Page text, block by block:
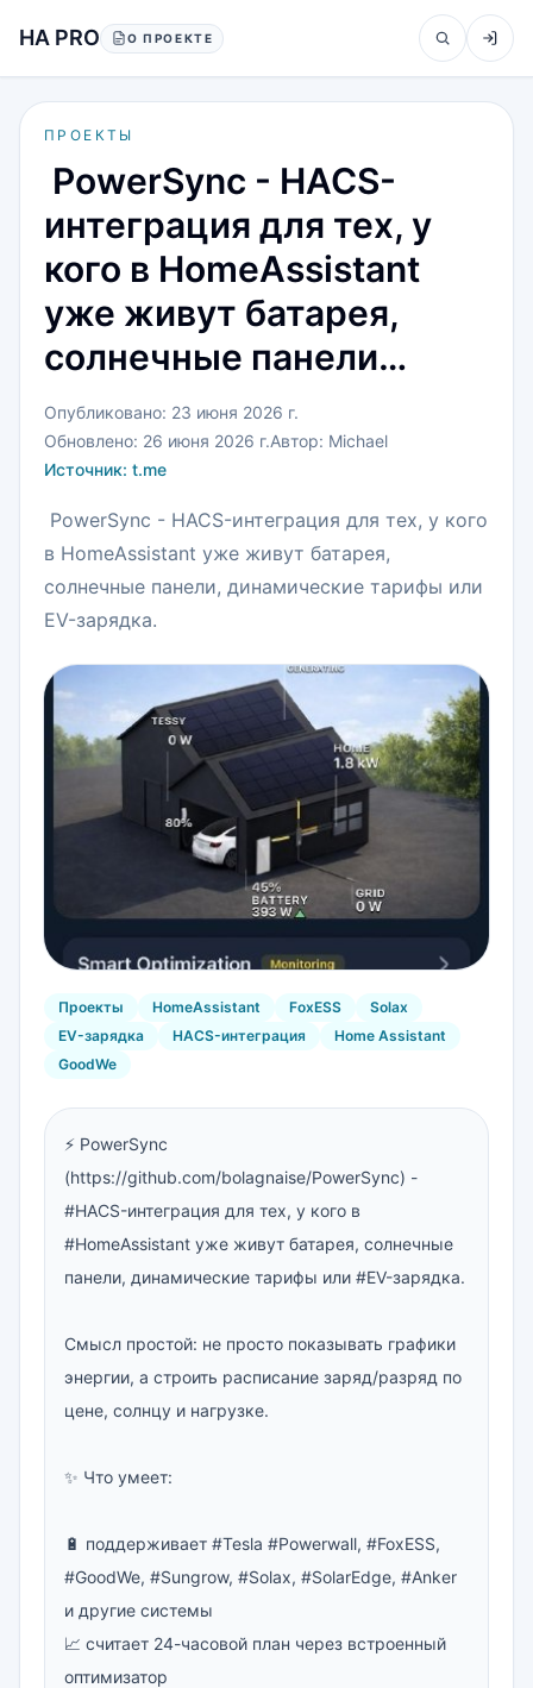
HA PRO О ПРОЕКТЕ
ПРОЕКТЫ
️ PowerSync - HACS-
интеграция для тех, у
кого в HomeAssistant
уже живут батарея,
солнечные панели…
Опубликовано: 23 июня 2026 г.
Обновлено: 26 июня 2026 г.Автор: Michael
Источник: t.me
️ PowerSync - HACS-интеграция для тех, у кого
в HomeAssistant уже живут батарея,
солнечные панели, динамические тарифы или
EV-зарядка.
Проекты HomeAssistant FoxESS
Solax
EV-зарядка
HACS-интеграция
Home Assistant
GoodWe
⚡️ PowerSync
(https://github.com/bolagnaise/PowerSync) -
#HACS-интеграция для тех, у кого в
#HomeAssistant уже живут батарея, солнечные
панели, динамические тарифы или #EV-зарядка.
Смысл простой: не просто показывать графики
энергии, а строить расписание заряд/разряд по
цене, солнцу и нагрузке.
✨ Что умеет:
🔋 поддерживает #Tesla #Powerwall, #FoxESS,
#GoodWe, #Sungrow, #Solax, #SolarEdge, #Anker
и другие системы
📈 считает 24-часовой план через встроенный
оптимизатор